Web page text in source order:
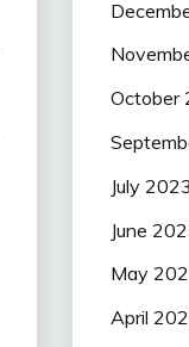
October
July 2023
June
May
April